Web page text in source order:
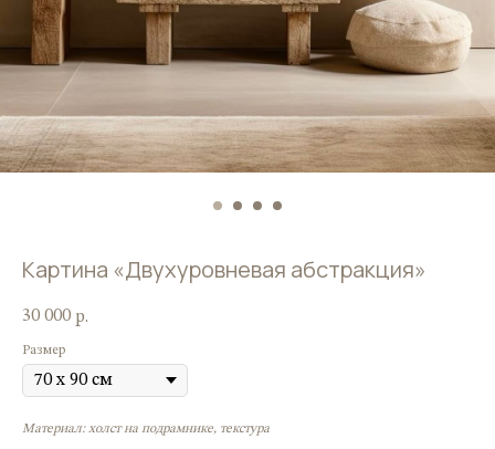
Картина «Двухуровневая абстракция»
30 000 р.
Размер
Материал: холст на подрамнике, текстура